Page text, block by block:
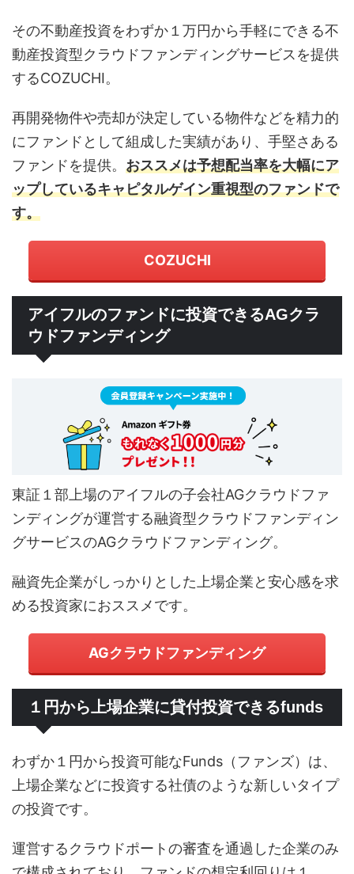
その不動産投資をわずか１万円から手軽にできる不
動産投資型クラウドファンディングサービスを提供
するCOZUCHI。
再開発物件や売却が決定している物件などを精力的
にファンドとして組成した実績があり、手堅さある
ファンドを提供。 おススメは予想配当率を大幅にア
ップしているキャピタルゲイン重視型のファンドで
す。
COZUCHI
アイフルのファンドに投資できるAGクラ
ウドファンディング
東証１部上場のアイフルの子会社AGクラウドファ
ンディングが運営する融資型クラウドファンディン
グサービスのAGクラウドファンディング。
融資先企業がしっかりとした上場企業と安心感を求
める投資家におススメです。
AGクラウドファンディング
１円から上場企業に貸付投資できるfunds
わずか１円から投資可能なFunds（ファンズ）は、
上場企業などに投資する社債のような新しいタイプ
の投資です。
運営するクラウドポートの審査を通過した企業のみ